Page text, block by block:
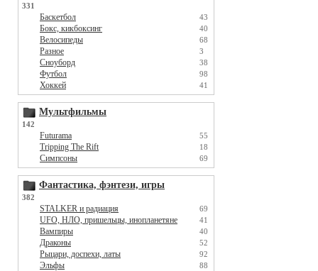
331
Баскетбол 43
Бокс, кикбоксинг 40
Велосипеды 68
Разное 3
Сноуборд 38
Футбол 98
Хоккей 41
Мультфильмы
142
Futurama 55
Tripping The Rift 18
Симпсоны 69
Фантастика, фэнтези, игры
382
STALKER и радиация 69
UFO, НЛО, пришельцы, инопланетяне 41
Вампиры 40
Драконы 52
Рыцари, доспехи, латы 92
Эльфы 88